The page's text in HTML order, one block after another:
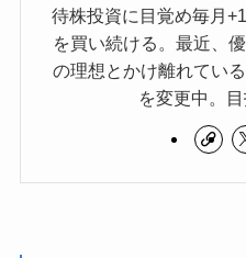
待株投資に目覚め毎月
を買い続ける。最近、
の理想とかけ離れてい
を変更中。目